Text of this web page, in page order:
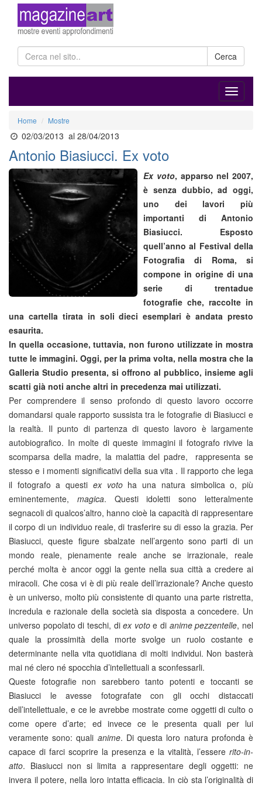
Cerca
Home Mostre
02/03/2013 al 28/04/2013
Antonio Biasiucci. Ex voto
Ex voto, apparso nel 2007,
è senza dubbio, ad oggi,
uno dei lavori più
importanti di Antonio
Biasiucci. Esposto
quell’anno al Festival della
Fotografia di Roma, si
compone in origine di una
serie di trentadue
fotografie che, raccolte in
una cartella tirata in soli dieci esemplari è andata presto
esaurita.
In quella occasione, tuttavia, non furono utilizzate in mostra
tutte le immagini. Oggi, per la prima volta, nella mostra che la
Galleria Studio presenta, si offrono al pubblico, insieme agli
scatti già noti anche altri in precedenza mai utilizzati.
Per comprendere il senso profondo di questo lavoro occorre
domandarsi quale rapporto sussista tra le fotografie di Biasiucci e
la realtà. Il punto di partenza di questo lavoro è largamente
autobiografico. In molte di queste immagini il fotografo rivive la
scomparsa della madre, la malattia del padre, rappresenta se
stesso e i momenti significativi della sua vita . Il rapporto che lega
il fotografo a questi ex votoha una natura simbolica o, più
eminentemente, magica. Questi idoletti sono letteralmente
segnacoli di qualcos’altro, hanno cioè la capacità di rappresentare
il corpo di un individuo reale, di trasferire su di esso la grazia. Per
Biasiucci, queste figure sbalzate nell’argento sono parti di un
mondo reale, pienamente reale anche se irrazionale, reale
perché molta è ancor oggi la gente nella sua città a credere ai
miracoli. Che cosa vi è di più reale dell’irrazionale? Anche questo
è un universo, molto più consistente di quanto una parte ristretta,
incredula e razionale della società sia disposta a concedere. Un
universo popolato di teschi, diex votoe di anime pezzentelle, nel
quale la prossimità della morte svolge un ruolo costante e
determinante nella vita quotidiana di molti individui. Non basterà
mai né clero né spocchia d’intellettuali a sconfessarli.
Queste fotografie non sarebbero tanto potenti e toccanti se
Biasiucci le avesse fotografate con gli occhi distaccati
dell’intellettuale, e ce le avrebbe mostrate come oggetti di culto o
come opere d’arte; ed invece ce le presenta quali per lui
veramente sono: quali anime. Di questa loro natura profonda è
capace di farci scoprire la presenza e la vitalità, l’essere rito-in-
atto. Biasiucci non si limita a rappresentare degli oggetti: ne
invera il potere, nella loro intatta efficacia. In ciò sta l’originalità di